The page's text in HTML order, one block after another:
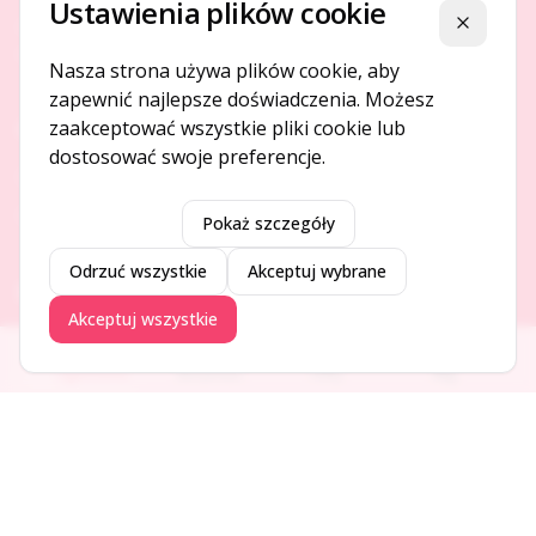
Platforma ogłoszeń i firm, która łączy ludzi i rozwija biznes
O NAS
DODAJ I PROMUJ
Dodaj ogłoszenie
Dodaj firmę
Ogłoszenia Aktualności Firmy Blog
Ustawienia plików cookie Zamknij
Nasza strona używa plików cookie, aby
zapewnić najlepsze doświadczenia. Możesz
zaakceptować wszystkie pliki cookie lub
dostosować swoje preferencje.
Pokaż szczegóły
Odrzuć wszystkie Akceptuj wybrane
Akceptuj wszystkie